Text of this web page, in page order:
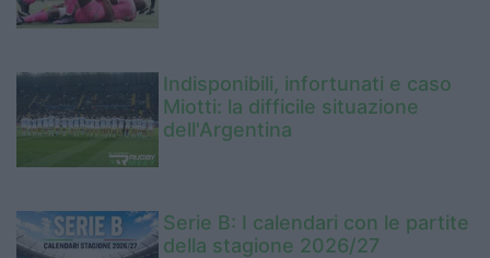
Indisponibili, infortunati e caso
Miotti: la difficile situazione
dell'Argentina
Serie B: I calendari con le partite
della stagione 2026/27